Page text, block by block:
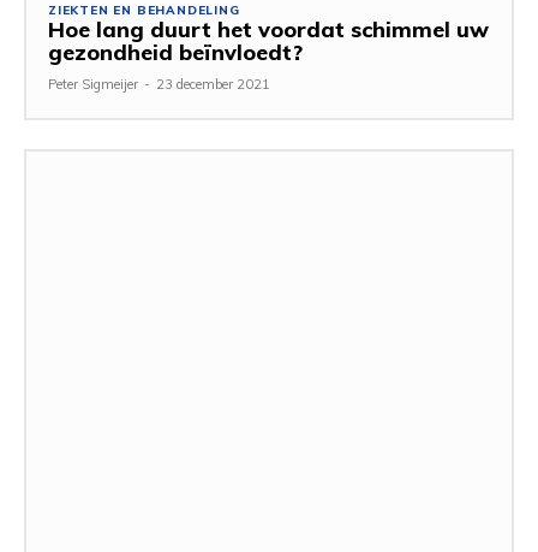
ZIEKTEN EN BEHANDELING
Hoe lang duurt het voordat schimmel uw
gezondheid beïnvloedt?
Peter Sigmeijer - 23 december 2021